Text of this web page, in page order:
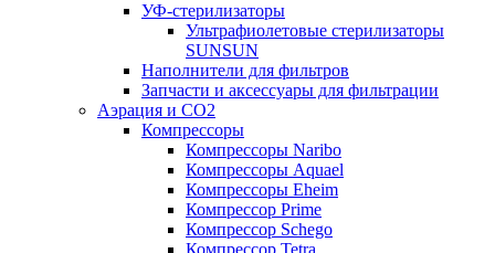
УФ-стерилизаторы
Ультрафиолетовые стерилизаторы
SUNSUN
Наполнители для фильтров
Запчасти и аксессуары для фильтрации
Аэрация и CO2
Компрессоры
Компрессоры Naribo
Компрессоры Aquael
Компрессоры Eheim
Компрессор Prime
Компрессор Schego
Компрессор Tetra